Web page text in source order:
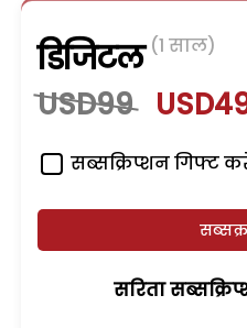
डिजिटल (1 साल)
USD99
सब्सक्रिप्शन गिफ्ट
सरिता